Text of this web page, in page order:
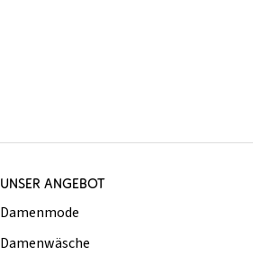
UNSER ANGEBOT
Damenmode
Damenwäsche